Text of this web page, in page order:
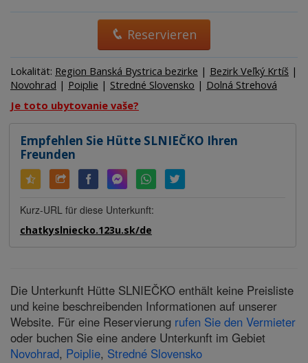
Reservieren
Lokalität: Region Banská Bystrica bezirke | Bezirk Veľký Krtíš |
Novohrad | Poiplie | Stredné Slovensko | Dolná Strehová
Je toto ubytovanie vaše?
Empfehlen Sie Hütte SLNIEČKO Ihren
Freunden
Kurz-URL für diese Unterkunft:
chatkyslniecko.123u.sk/de
Die Unterkunft Hütte SLNIEČKO enthält keine Preisliste
und keine beschreibenden Informationen auf unserer
Website. Für eine Reservierung rufen Sie den Vermieter
oder buchen Sie eine andere Unterkunft im Gebiet
Novohrad, Poiplie, Stredné Slovensko